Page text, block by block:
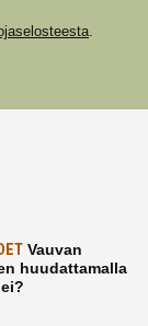
.
Vauvan
huudattamalla